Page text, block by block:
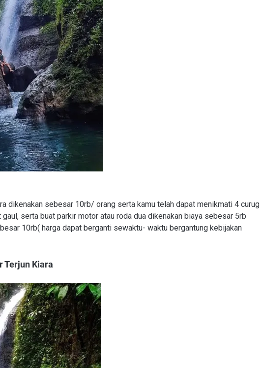
dikenakan sebesar 10rb/ orang serta kamu telah dapat menikmati 4 curug
serta buat parkir motor atau roda dua dikenakan biaya sebesar 5rb
10rb( harga dapat berganti sewaktu- waktu bergantung kebijakan
Terjun Kiara